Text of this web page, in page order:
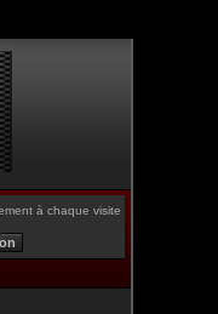
à chaque visite